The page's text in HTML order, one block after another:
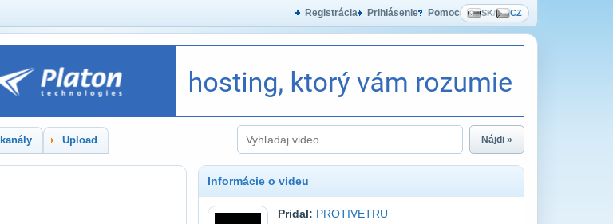
Registrácia Prihlásenie Pomoc SK/ CZ
Upload Nájdi »
Informácie o videu
Pridal: PROTIVETRU